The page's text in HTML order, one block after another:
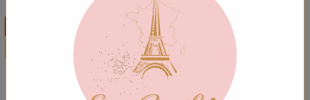
Offre spéciale
Promo